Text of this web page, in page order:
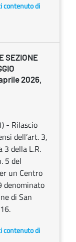
contenuto di
SEZIONE
2026,
- Rilascio
dell’art. 3,
3 della L.R.
5 del
un Centro
denominato
di San
contenuto di